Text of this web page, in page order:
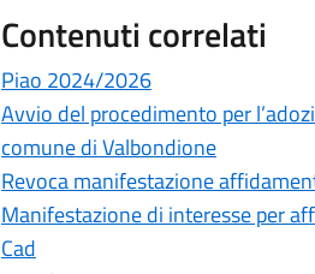
Contenuti correlati
Piao 2024/2026
Avvio del procedimento per
comune di Valbondione
Revoca manifestazione
Manifestazione di interesse per
Cad